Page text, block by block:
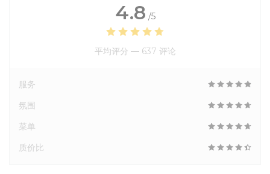
4.8 /5
平均评分 — 637 评论
服务
氛围
菜单
质价比